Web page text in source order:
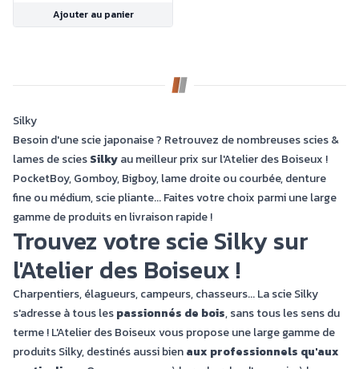
Ajouter au panier
Silky
Besoin d'une scie japonaise ? Retrouvez de nombreuses scies &
lames de sciesSilkyau meilleur prix sur l'Atelier des Boiseux !
PocketBoy, Gomboy, Bigboy, lame droite ou courbée, denture
fine ou médium, scie pliante... Faites votre choix parmi une large
gamme de produits en livraison rapide !
Trouvez votre scie Silky sur
l'Atelier des Boiseux !
Charpentiers, élagueurs, campeurs, chasseurs... La scie Silky
s'adresse à tous lespassionnés de bois, sans tous les sens du
terme ! L'Atelier des Boiseux vous propose une large gamme de
produits Silky, destinés aussi bienaux professionnels qu'aux